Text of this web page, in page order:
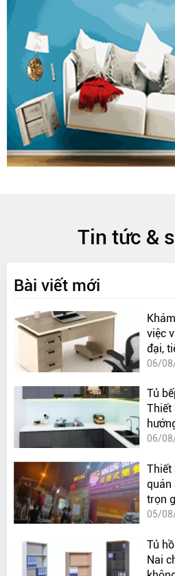
Tin tức &
Bài viết mới
việc
đại,
06/
Tủ
Thiết
06/
Thiết
quán
trọn
05/
Tủ
Nai